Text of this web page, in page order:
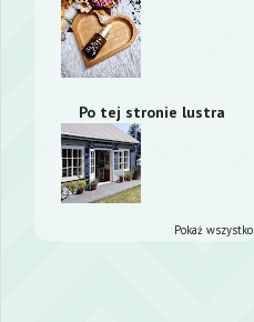
Po tej stronie lustra
Pokaż wszystko